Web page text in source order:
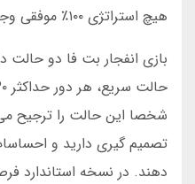
هیچ استراتژی ۱۰۰٪ موفقی وجود ندارد.
بازی انفجار بت فا دو حالت
شخصا این حالت را ترجیح
تصمیم گیری دارید و
دهند. در نسخه استاندارد